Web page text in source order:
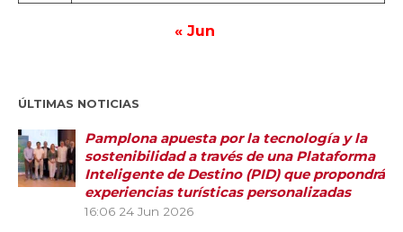
« Jun
ÚLTIMAS NOTICIAS
Pamplona apuesta por la tecnología y la
sostenibilidad a través de una Plataforma
Inteligente de Destino (PID) que propondrá
experiencias turísticas personalizadas
16:06 24 Jun 2026